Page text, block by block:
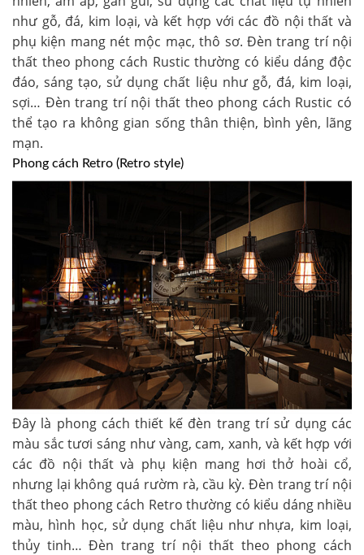
như gỗ, đá, kim loại, và kết hợp với các đồ nội thất và
phụ kiện mang nét mộc mạc, thô sơ. Đèn trang trí nội
thất theo phong cách Rustic thường có kiểu dáng độc
đáo, sáng tạo, sử dụng chất liệu như gỗ, đá, kim loại,
sợi… Đèn trang trí nội thất theo phong cách Rustic có
thể tạo ra không gian sống thân thiện, bình yên, lãng
mạn.
Phong cách Retro (Retro style)
Đây là phong cách thiết kế đèn trang trí sử dụng các
màu sắc tươi sáng như vàng, cam, xanh, và kết hợp với
các đồ nội thất và phụ kiện mang hơi thở hoài cổ,
nhưng lại không quá rườm rà, cầu kỳ. Đèn trang trí nội
thất theo phong cách Retro thường có kiểu dáng nhiều
màu, hình học, sử dụng chất liệu như nhựa, kim loại,
thủy tinh… Đèn trang trí nội thất theo phong cách